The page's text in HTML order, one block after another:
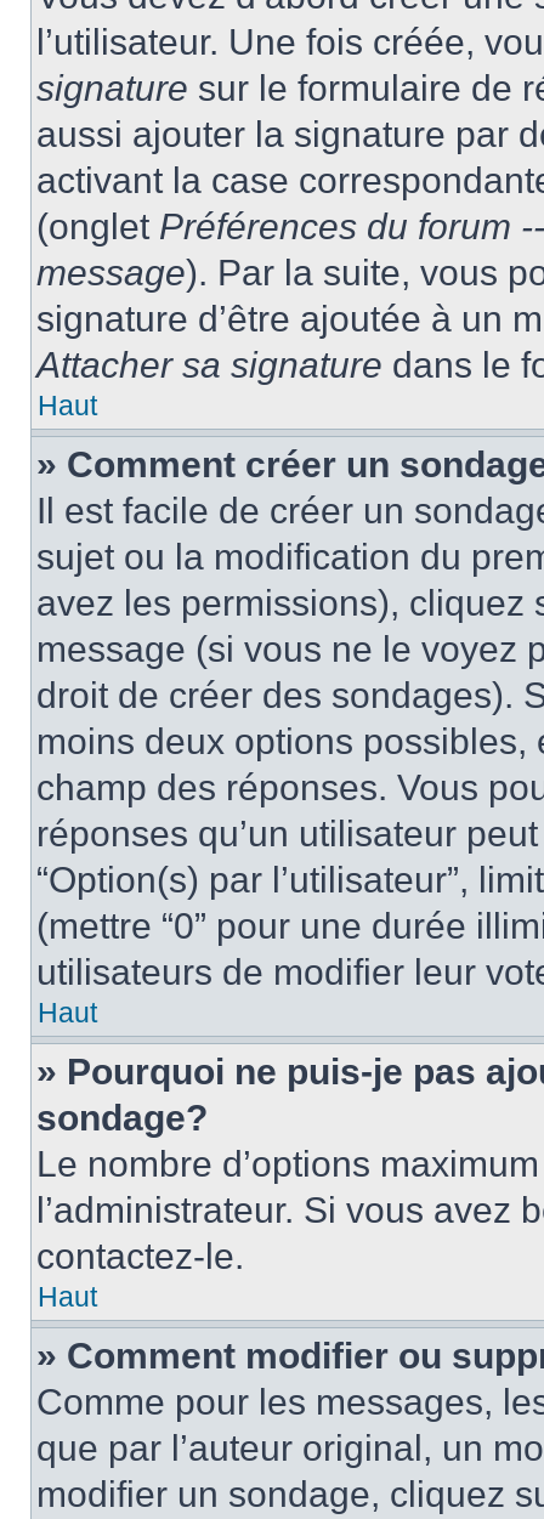
l’utilisateur. Une fois créée,
signature sur le formulaire de
aussi ajouter la signature par
activant la case
(onglet Préférences du forum
message). Par la suite, vous
signature d’être ajoutée à un
Attacher sa signature dans le
Haut
» Comment créer un
Il est facile de créer un
sujet ou la modification du
avez les permissions), cliquez
message (si vous ne le voyez
droit de créer des sondages).
moins deux options
champ des réponses. Vous
réponses qu’un utilisateur
“Option(s) par l’utilisateur”,
(mettre “0” pour une durée
utilisateurs de modifier leur
Haut
» Pourquoi ne puis-je pas
sondage?
Le nombre d’options
l’administrateur. Si vous avez
contactez-le.
Haut
» Comment modifier ou
Comme pour les messages,
que par l’auteur original, un
modifier un sondage, cliquez